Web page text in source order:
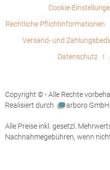
Cookie-
Rechtliche Pflichtinformationen
Versand- und
Datenschutz
Copyright © - Alle Rechte
Realisiert durch
arboro GmbH
Alle Preise inkl. gesetzl.
Nachnahmegebühren, wenn